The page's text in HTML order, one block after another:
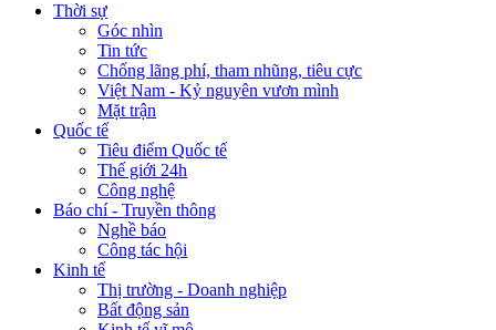
Thời sự
Góc nhìn
Tin tức
Chống lãng phí, tham nhũng, tiêu cực
Việt Nam - Kỷ nguyên vươn mình
Mặt trận
Quốc tế
Tiêu điểm Quốc tế
Thế giới 24h
Công nghệ
Báo chí - Truyền thông
Nghề báo
Công tác hội
Kinh tế
Thị trường - Doanh nghiệp
Bất động sản